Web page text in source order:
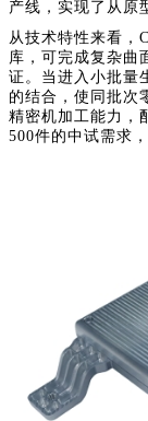
产线，实现了从原
从技术特性来看，
库，可完成复杂曲
证。当进入小批量
的结合，使同批次
精密机加工能力，
500件的中试需求